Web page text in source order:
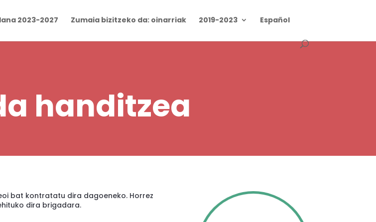
2023-2027 Zumaia bizitzeko da: oinarriak 2019-2023 Español
handitzea
bat kontratatu dira dagoeneko. Horrez
dira brigadara.